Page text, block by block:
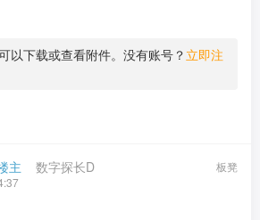
以下载或查看附件。没有账号？ 立即注
板凳
主 数字探长D